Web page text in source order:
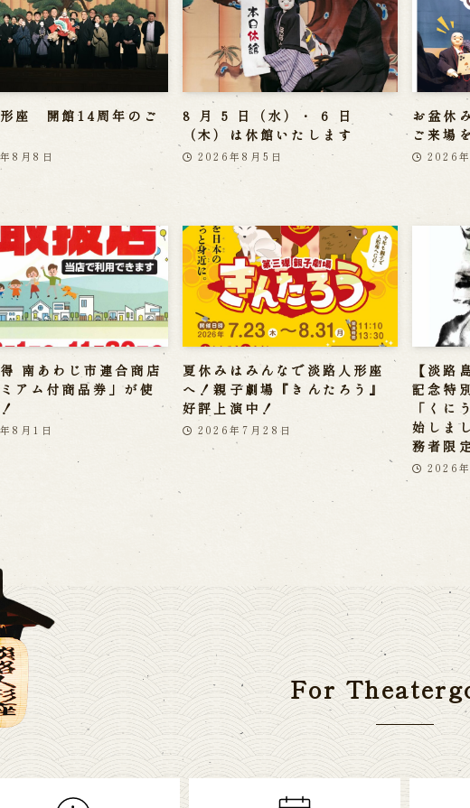
座 開館14周年のご
8月8日
8 月 5 日（水）・ 6 日
（木）は休館いたします
2026年8月5日
お盆休
ご来場
2026
得 南あわじ市連合商店
アム付商品券」が使
8月1日
夏休みはみんなで淡路人形座
へ！親子劇場『きんたろう』
好評上演中！
2026年7月28日
【淡路
記念特
「くに
始しま
務者限
2026
For